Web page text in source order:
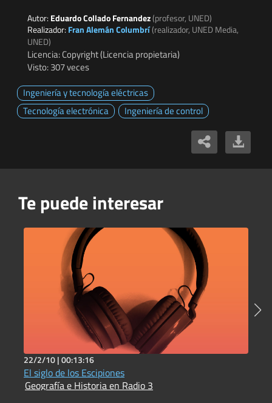
Autor: Eduardo Collado Fernandez(profesor, UNED)
Realizador: Fran Alemán Columbrí(realizador, UNED Media,
UNED)
Licencia: Copyright (Licencia propietaria)
Visto: 307 veces
Ingeniería y tecnología eléctricas
Tecnología electrónica
Ingeniería de control
Te puede interesar
22/2/10 |00:13:16
El siglo de los Escipiones
Geografía e Historia en Radio 3